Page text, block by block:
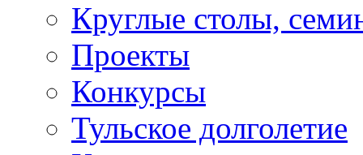
Круглые столы,
Проекты
Конкурсы
Тульское долголетие